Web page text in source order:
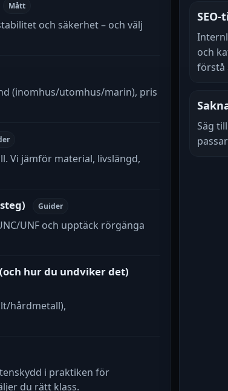
Mått
och säkerhet – och välj
(inomhus/utomhus/marin), pris
Vi jämför material, livslängd,
Guider
UNF och upptäck rörgänga
hur du undviker det)
hårdmetall),
i praktiken för
du rätt klass.
SEO-
och
förstå
Säg